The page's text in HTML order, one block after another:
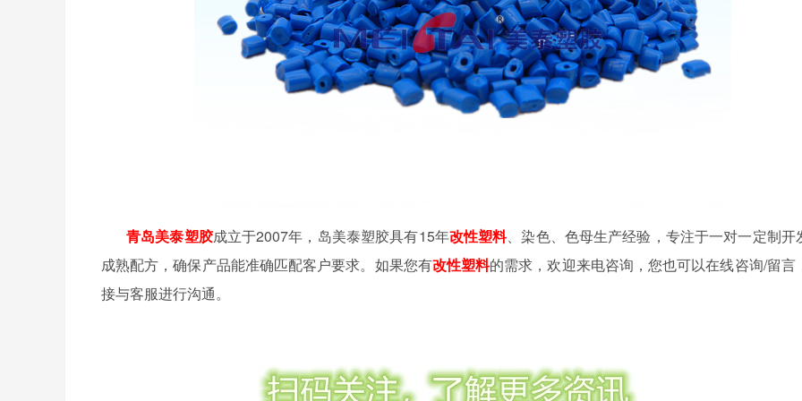
青岛美泰塑胶成立于2007年，岛美泰塑胶具有15年改性塑料、染色、色母生产经验，专注于一对一定制开
成熟配方，确保产品能准确匹配客户要求。如果您有改性塑料的需求，欢迎来电咨询，您也可以在线咨询/留言
接与客服进行沟通。